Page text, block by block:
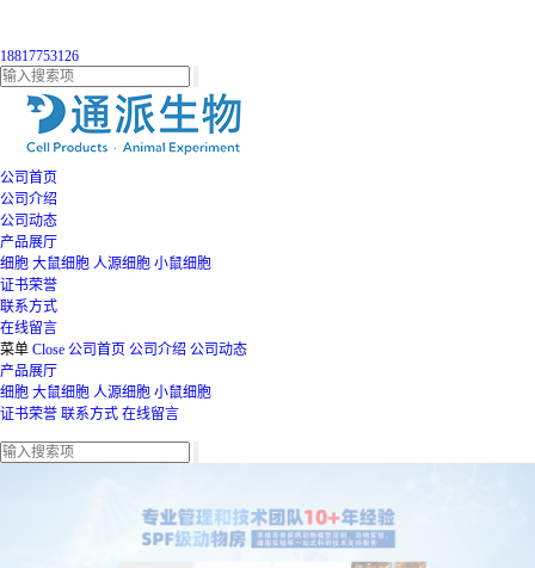
18817753126
公司首页
公司介绍
公司动态
产品展厅
细胞 大鼠细胞 人源细胞 小鼠细胞
证书荣誉
联系方式
在线留言
菜单 Close 公司首页 公司介绍 公司动态
产品展厅
细胞 大鼠细胞 人源细胞 小鼠细胞
证书荣誉 联系方式 在线留言